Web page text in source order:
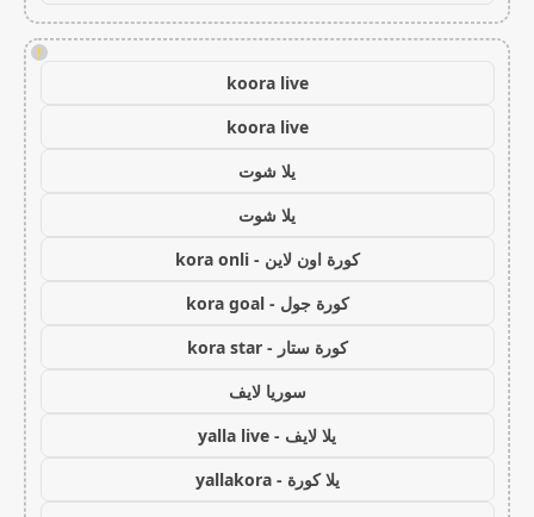
!
koora live
koora live
يلا شوت
يلا شوت
كورة اون لاين - kora onli
كورة جول - kora goal
كورة ستار - kora star
سوريا لايف
يلا لايف - yalla live
يلا كورة - yallakora